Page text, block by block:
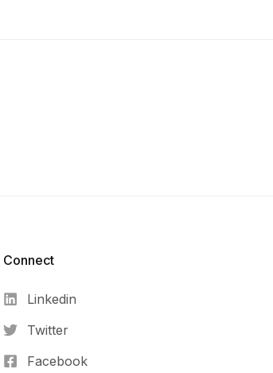
Connect​
Linkedin
Twitter
Facebook